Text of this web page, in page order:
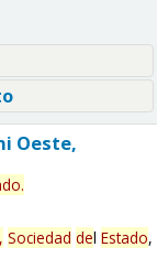
Oeste,
.
Sociedad del Estado,